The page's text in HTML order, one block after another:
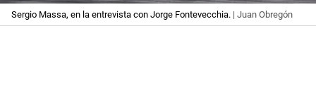
Sergio Massa, en la entrevista con Jorge Fontevecchia. | Juan Obregón